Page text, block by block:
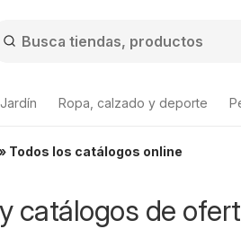
Ropa, calzado y deporte
Todos los catálogos online
catálogos de